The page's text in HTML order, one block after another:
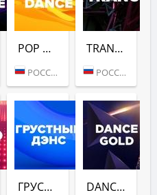
POP DANCE (DFM)
РОССИЯ (МОСКВА)
TRANCE (DFM)
РОССИЯ (МОСКВА)
ГРУСТНЫЙ ДЭНС (DFM) DANCE GOLD 1990S (DFM)